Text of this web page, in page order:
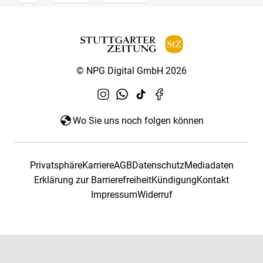
© NPG Digital GmbH 2026
Wo Sie uns noch folgen können
PrivatsphäreKarriereAGBDatenschutzMediadaten
Erklärung zur BarrierefreiheitKündigungKontakt
ImpressumWiderruf